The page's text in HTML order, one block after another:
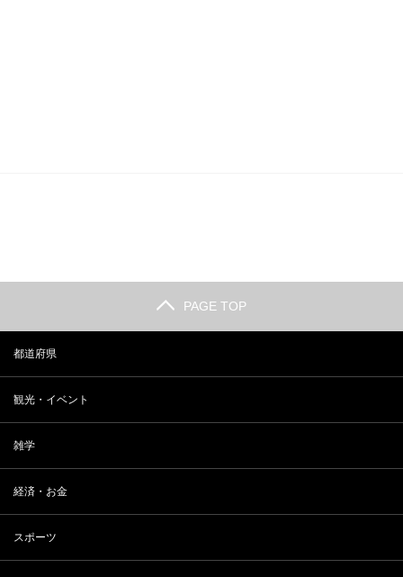
PAGE TOP
都道府県
観光・イベント
雑学
経済・お金
スポーツ